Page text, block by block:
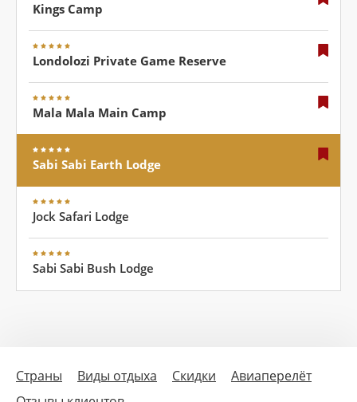
Kings Camp
Londolozi Private Game Reserve
Mala Mala Main Camp
Sabi Sabi Earth Lodge
Jock Safari Lodge
Sabi Sabi Bush Lodge
Страны Виды отдыха Скидки
Авиаперелёт